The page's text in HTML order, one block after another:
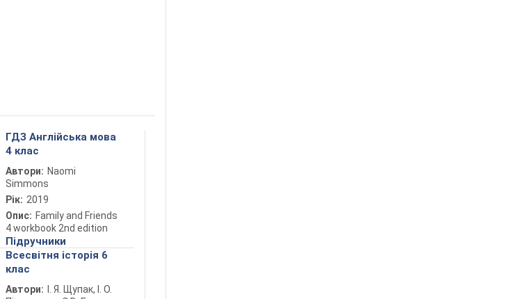
ГДЗ Англійська мова
4 клас
Автори: Naomi
Simmons
Рік: 2019
Опис: Family and Friends
4 workbook 2nd edition
Підручники
Всесвітня історія 6
клас
Автори:
І. Я. Щупак, І. О.